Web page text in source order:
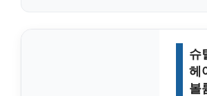
슈
헤
볼